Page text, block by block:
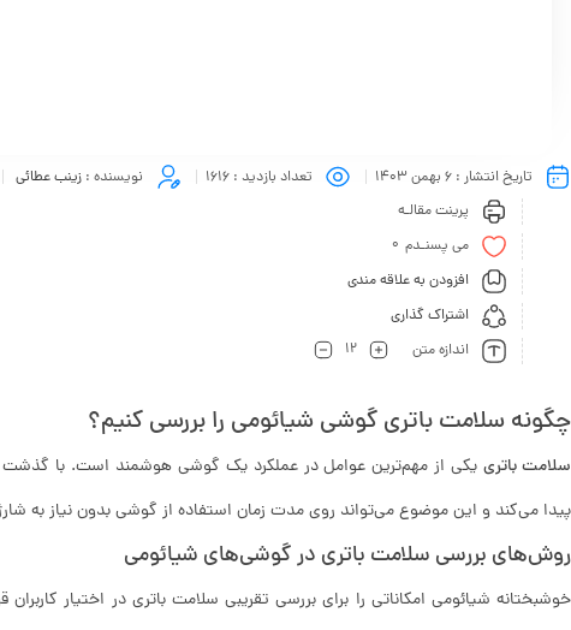
تاریخ انتشار : 6 بهمن 1403 تعداد بازدید : 1616 نویسنده : زینب عطائی
پرینت مقالـه
می پسنـدم 0
افزودن به علاقه مندی
اشتراک گذاری
اندازه متن
12
چگونه سلامت باتری گوشی شیائومی را بررسی کنیم؟
سلامت باترییکی از مهم‌ترین عوامل در عملکرد یک گوشی هوشمند است. با گذشت
پیدا می‌کند و این موضوع می‌تواند روی مدت زمان استفاده از گوشی بدون نیاز به
روش‌های بررسی سلامت باتری در گوشی‌های شیائومی
خوشبختانه شیائومی امکاناتی را برای بررسی تقریبی سلامت باتری در اختیار